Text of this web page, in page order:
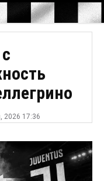
2026 17:36